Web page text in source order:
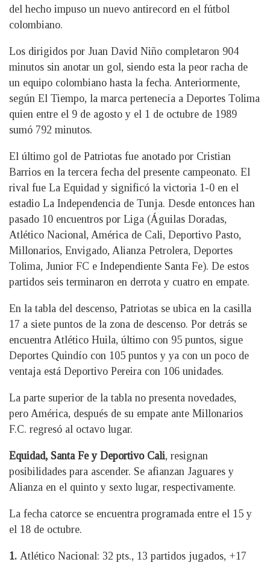
del hecho impuso un nuevo antirecord en el fútbol
colombiano.
Los dirigidos por Juan David Niño completaron 904
minutos sin anotar un gol, siendo esta la peor racha de
un equipo colombiano hasta la fecha. Anteriormente,
según El Tiempo, la marca pertenecía a Deportes Tolima
quien entre el 9 de agosto y el 1 de octubre de 1989
sumó 792 minutos.
El último gol de Patriotas fue anotado por Cristian
Barrios en la tercera fecha del presente campeonato. El
rival fue La Equidad y significó la victoria 1-0 en el
estadio La Independencia de Tunja. Desde entonces han
pasado 10 encuentros por Liga (Águilas Doradas,
Atlético Nacional, América de Cali, Deportivo Pasto,
Millonarios, Envigado, Alianza Petrolera, Deportes
Tolima, Junior FC e Independiente Santa Fe). De estos
partidos seis terminaron en derrota y cuatro en empate.
En la tabla del descenso, Patriotas se ubica en la casilla
17 a siete puntos de la zona de descenso. Por detrás se
encuentra Atlético Huila, último con 95 puntos, sigue
Deportes Quindío con 105 puntos y ya con un poco de
ventaja está Deportivo Pereira con 106 unidades.
La parte superior de la tabla no presenta novedades,
pero América, después de su empate ante Millonarios
F.C. regresó al octavo lugar.
Equidad, Santa Fe y Deportivo Cali, resignan
posibilidades para ascender. Se afianzan Jaguares y
Alianza en el quinto y sexto lugar, respectivamente.
La fecha catorce se encuentra programada entre el 15 y
el 18 de octubre.
1. Atlético Nacional: 32 pts., 13 partidos jugados, +17